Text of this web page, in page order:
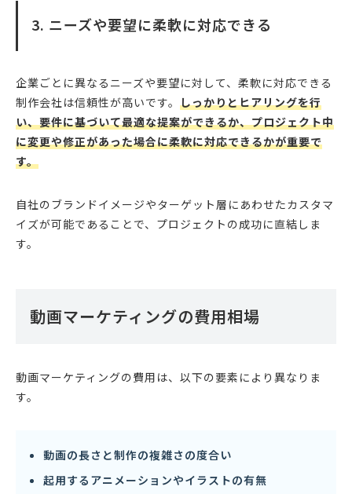
3. ニーズや要望に柔軟に対応できる
企業ごとに異なるニーズや要望に対して、柔軟に対応できる
制作会社は信頼性が高いです。 しっかりとヒアリングを行
い、要件に基づいて最適な提案ができるか、プロジェクト中
に変更や修正があった場合に柔軟に対応できるかが重要で
す。
自社のブランドイメージやターゲット層にあわせたカスタマ
イズが可能であることで、プロジェクトの成功に直結しま
す。
動画マーケティングの費用相場
動画マーケティングの費用は、以下の要素により異なりま
す。
動画の長さと制作の複雑さの度合い
起用するアニメーションやイラストの有無